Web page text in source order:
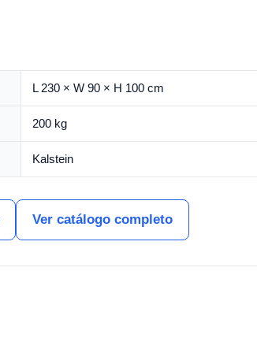
L 230 × W 90 × H 100 cm
200 kg
Kalstein
Ver catálogo completo